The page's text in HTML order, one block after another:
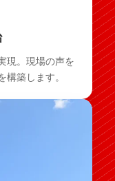
現。現場の声を
築します。